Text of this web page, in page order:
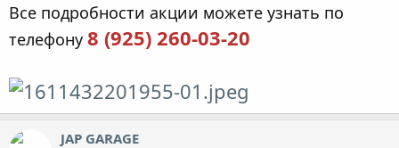
Все подробности акции можете узнать по
телефону 8 (925) 260-03-20
JAP GARAGE